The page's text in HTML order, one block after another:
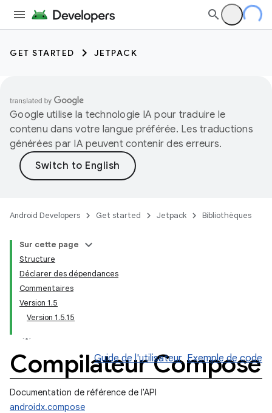
GET STARTED JETPACK
Google utilise la technologie IA pour traduire le
contenu dans votre langue préférée. Les traductions
générées par IA peuvent contenir des erreurs.
Android Developers Get started Jetpack Bibliothèques
Sur cette page
Structure
Déclarer des dépendances
Commentaires
Version 1.5
Version 1.5.15
Compilateur Compose
Guide de l'utilisateur Exemple de code
Documentation de référence de l'API
androidx.compose